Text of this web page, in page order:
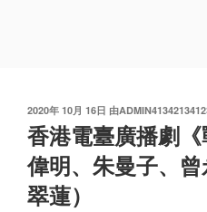
发
布
于
2020年 10月 16日 由
香港電臺廣播劇
偉明、朱曼子、
翠蓮）